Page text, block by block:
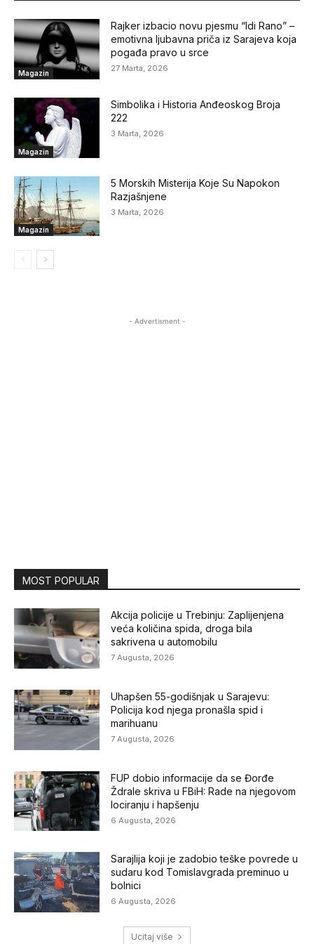
Magazin
Rajker izbacio novu pjesmu “Idi Rano” –
emotivna ljubavna priča iz Sarajeva koja
pogađa pravo u srce
27 Marta, 2026
Magazin
Simbolika i Historia Anđeoskog Broja
222
3 Marta, 2026
Magazin
5 Morskih Misterija Koje Su Napokon
Razjašnjene
3 Marta, 2026
- Advertisment -
MOST POPULAR
Akcija policije u Trebinju: Zaplijenjena
veća količina spida, droga bila
sakrivena u automobilu
7 Augusta, 2026
Uhapšen 55-godišnjak u Sarajevu:
Policija kod njega pronašla spid i
marihuanu
7 Augusta, 2026
FUP dobio informacije da se Đorđe
Ždrale skriva u FBiH: Rade na njegovom
lociranju i hapšenju
6 Augusta, 2026
Sarajlija koji je zadobio teške povrede u
sudaru kod Tomislavgrada preminuo u
bolnici
6 Augusta, 2026
Ucitaj više